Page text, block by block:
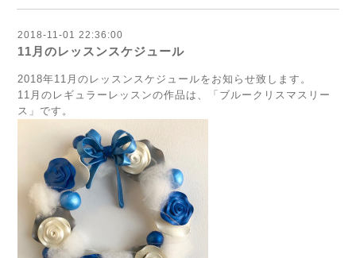
2018-11-01 22:36:00
11月のレッスンスケジュール
2018年11月のレッスンスケジュールをお知らせ致します。
11月のレギュラーレッスンの作品は、「ブルークリスマスリー
ス」です。